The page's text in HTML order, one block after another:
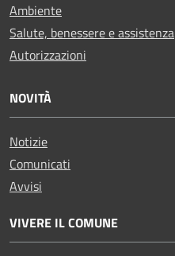
Ambiente
Salute, benessere e assistenza
Autorizzazioni
NOVITÀ
Notizie
Comunicati
Avvisi
VIVERE IL COMUNE